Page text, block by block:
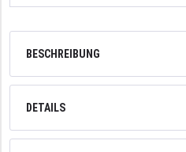
BESCHREIBUNG
DETAILS